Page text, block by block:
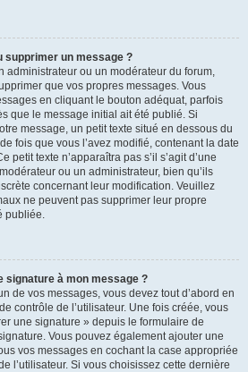
supprimer un message ?
administrateur ou un modérateur du forum,
que vos propres messages. Vous
en cliquant le bouton adéquat, parfois
que le message initial ait été publié. Si
message, un petit texte situé en dessous du
fois que vous l’avez modifié, contenant la date
petit texte n’apparaîtra pas s’il s’agit d’une
ou un administrateur, bien qu’ils
concernant leur modification. Veuillez
ne peuvent pas supprimer leur propre
publiée.
signature à mon message ?
de vos messages, vous devez tout d’abord en
contrôle de l’utilisateur. Une fois créée, vous
une signature » depuis le formulaire de
Vous pouvez également ajouter une
vos messages en cochant la case appropriée
l’utilisateur. Si vous choisissez cette dernière